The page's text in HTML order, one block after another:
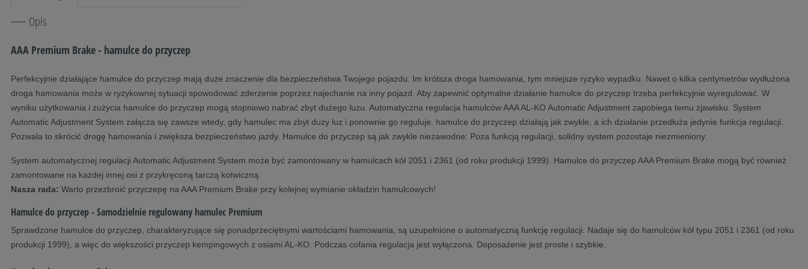
Opis
AAA Premium Brake - hamulce do przyczep
Perfekcyjnie działające hamulce do przyczep mają duże znaczenie dla bezpieczeństwa Twojego pojazdu. Im krótsza droga hamowania, tym mniejsze ryzyko wypadku. Nawet o kilka centymetrów wydłużona
droga hamowania może w ryzykownej sytuacji spowodować zderzenie poprzez najechanie na inny pojazd. Aby zapewnić optymalne działanie hamulce do przyczep trzeba perfekcyjnie wyregulować. W
wyniku użytkowania i zużycia hamulce do przyczep mogą stopniowo nabrać zbyt dużego luzu. Automatyczna regulacja hamulców AAA AL-KO Automatic Adjustment zapobiega temu zjawisku. System
Automatic Adjustment System załącza się zawsze wtedy, gdy hamulec ma zbyt duży luz i ponownie go reguluje. hamulce do przyczep działają jak zwykle, a ich działanie przedłuża jedynie funkcja regulacji.
Pozwala to skrócić drogę hamowania i zwiększa bezpieczeństwo jazdy. Hamulce do przyczep są jak zwykle niezawodne: Poza funkcją regulacji, solidny system pozostaje niezmieniony.
System automatycznej regulacji Automatic Adjustment System może być zamontowany w hamulcach kół 2051 i 2361 (od roku produkcji 1999). Hamulce do przyczep AAA Premium Brake mogą być również
zamontowane na każdej innej osi z przykręconą tarczą kotwiczną.
Nasza rada: Warto przezbroić przyczepę na AAA Premium Brake przy kolejnej wymianie okładzin hamulcowych!
Hamulce do przyczep - Samodzielnie regulowany hamulec Premium
Sprawdzone hamulce do przyczep, charakteryzujące się ponadprzeciętnymi wartościami hamowania, są uzupełnione o automatyczną funkcję regulacji. Nadaje się do hamulców kół typu 2051 i 2361 (od roku
produkcji 1999), a więc do większości przyczep kempingowych z osiami AL-KO. Podczas cofania regulacja jest wyłączona. Doposażenie jest proste i szybkie.